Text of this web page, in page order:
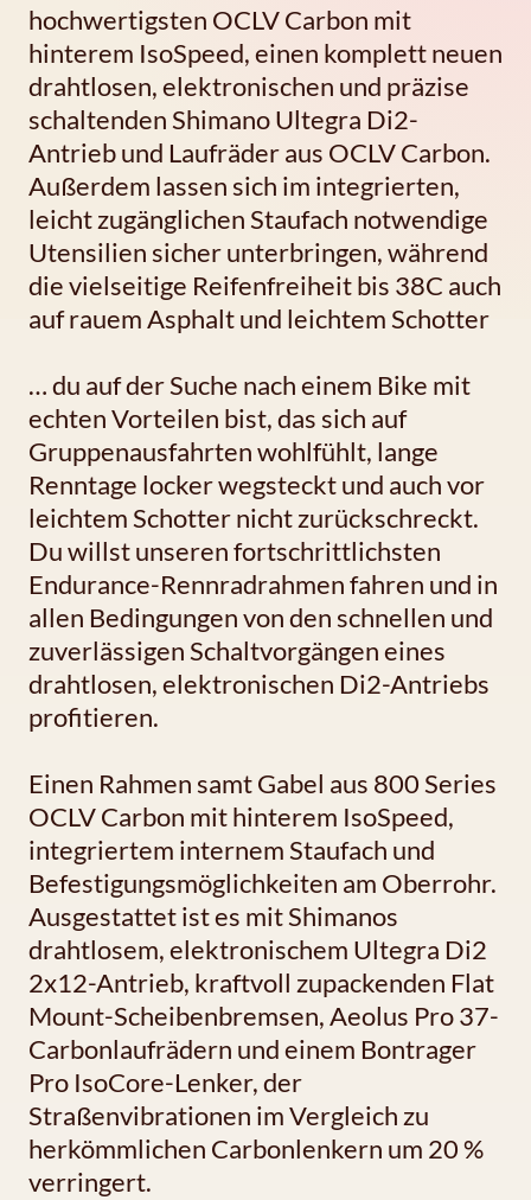
hochwertigsten OCLV Carbon mit
hinterem IsoSpeed, einen komplett neuen
drahtlosen, elektronischen und präzise
schaltenden Shimano Ultegra Di2-
Antrieb und Laufräder aus OCLV Carbon.
Außerdem lassen sich im integrierten,
leicht zugänglichen Staufach notwendige
Utensilien sicher unterbringen, während
die vielseitige Reifenfreiheit bis 38C auch
auf rauem Asphalt und leichtem Schotter
… du auf der Suche nach einem Bike mit
echten Vorteilen bist, das sich auf
Gruppenausfahrten wohlfühlt, lange
Renntage locker wegsteckt und auch vor
leichtem Schotter nicht zurückschreckt.
Du willst unseren fortschrittlichsten
Endurance-Rennradrahmen fahren und in
allen Bedingungen von den schnellen und
zuverlässigen Schaltvorgängen eines
drahtlosen, elektronischen Di2-Antriebs
profitieren.
Einen Rahmen samt Gabel aus 800 Series
OCLV Carbon mit hinterem IsoSpeed,
integriertem internem Staufach und
Befestigungsmöglichkeiten am Oberrohr.
Ausgestattet ist es mit Shimanos
drahtlosem, elektronischem Ultegra Di2
2x12-Antrieb, kraftvoll zupackenden Flat
Mount-Scheibenbremsen, Aeolus Pro 37-
Carbonlaufrädern und einem Bontrager
Pro IsoCore-Lenker, der
Straßenvibrationen im Vergleich zu
herkömmlichen Carbonlenkern um 20 %
verringert.